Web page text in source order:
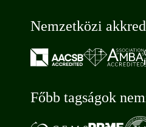
Nemzetközi
Főbb tagságok